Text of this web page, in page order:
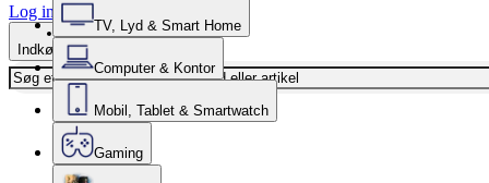
Log ind
Indkøbskurv
TV, Lyd & Smart Home
Computer & Kontor
Mobil, Tablet & Smartwatch
Gaming